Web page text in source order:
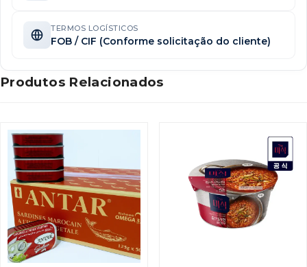
TERMOS LOGÍSTICOS
FOB / CIF (Conforme solicitação do cliente)
Produtos Relacionados